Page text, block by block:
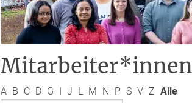
A B C D G I J L M N P S V Z Alle